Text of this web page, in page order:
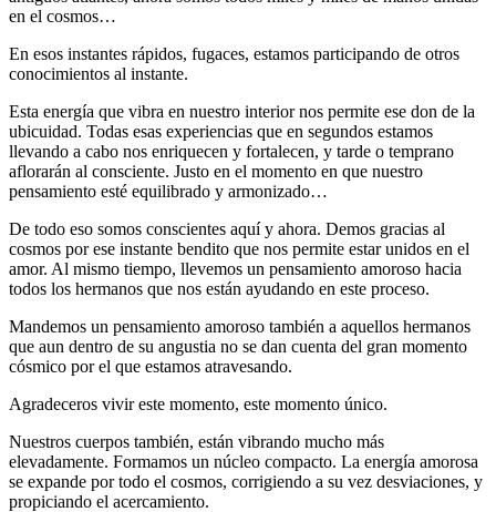
en el cosmos…
En esos instantes rápidos, fugaces, estamos participando de otros
conocimientos al instante.
Esta energía que vibra en nuestro interior nos permite ese don de la
ubicuidad. Todas esas experiencias que en segundos estamos
llevando a cabo nos enriquecen y fortalecen, y tarde o temprano
aflorarán al consciente. Justo en el momento en que nuestro
pensamiento esté equilibrado y armonizado…
De todo eso somos conscientes aquí y ahora. Demos gracias al
cosmos por ese instante bendito que nos permite estar unidos en el
amor. Al mismo tiempo, llevemos un pensamiento amoroso hacia
todos los hermanos que nos están ayudando en este proceso.
Mandemos un pensamiento amoroso también a aquellos hermanos
que aun dentro de su angustia no se dan cuenta del gran momento
cósmico por el que estamos atravesando.
Agradeceros vivir este momento, este momento único.
Nuestros cuerpos también, están vibrando mucho más
elevadamente. Formamos un núcleo compacto. La energía amorosa
se expande por todo el cosmos, corrigiendo a su vez desviaciones, y
propiciando el acercamiento.